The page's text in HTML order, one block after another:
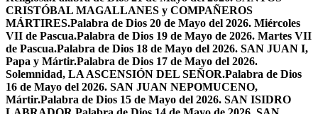
CRISTÓBAL MAGALLANES y COMPAÑEROS
MÁRTIRES.Palabra de Dios 20 de Mayo del 2026. Miércoles
VII de Pascua.Palabra de Dios 19 de Mayo de 2026. Martes VII
de Pascua.Palabra de Dios 18 de Mayo del 2026. SAN JUAN I,
Papa y Mártir.Palabra de Dios 17 de Mayo del 2026.
Solemnidad, LA ASCENSIÓN DEL SEÑOR.Palabra de Dios
16 de Mayo del 2026. SAN JUAN NEPOMUCENO,
Mártir.Palabra de Dios 15 de Mayo del 2026. SAN ISIDRO